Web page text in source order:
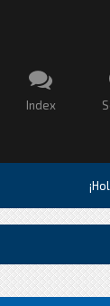
Index